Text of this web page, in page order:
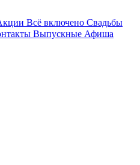
Всё включено Свадьбы
Выпускные Афиша